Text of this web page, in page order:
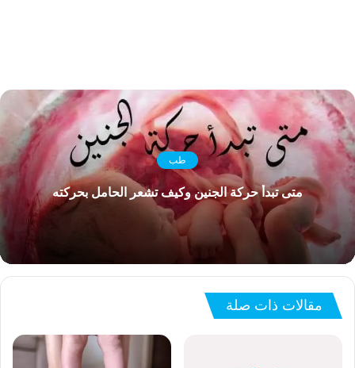
طب
متى تبدأ حركة الجنين وكيف تشعر الحامل بحركته
مقالات ذات صلة